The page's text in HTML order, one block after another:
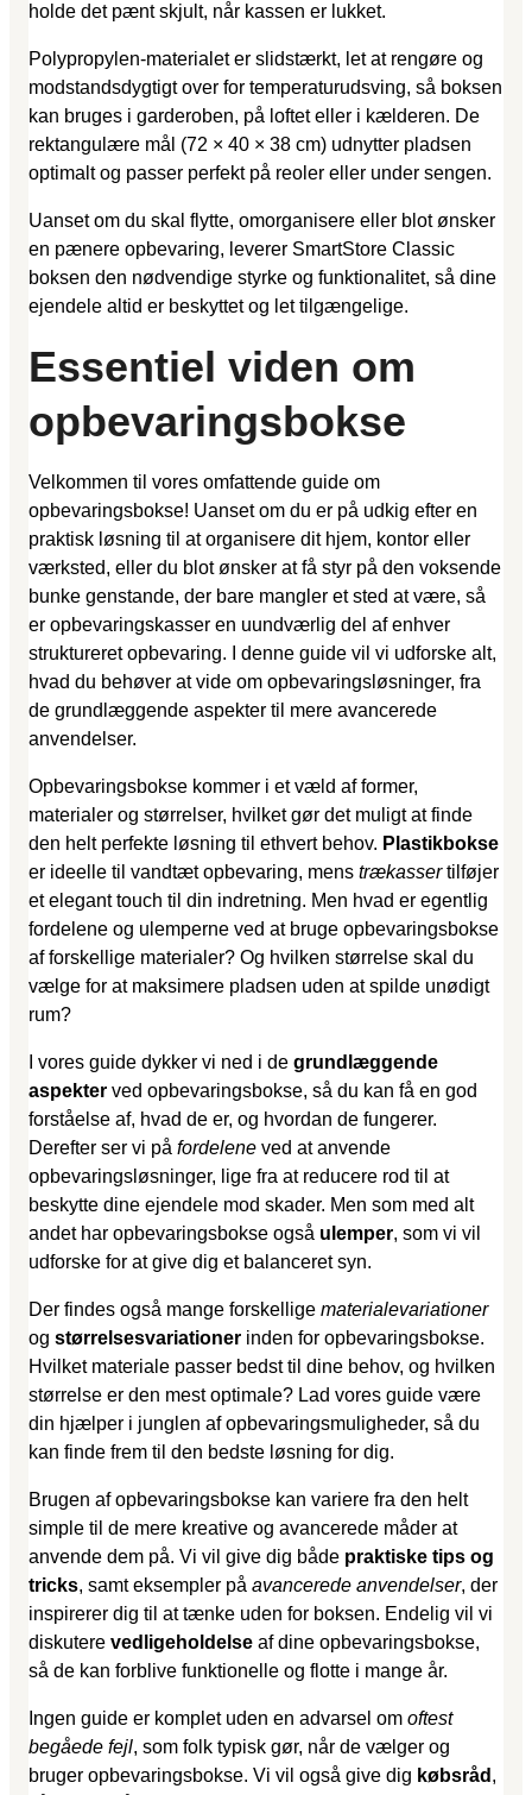
holde det pænt skjult, når kassen er lukket.
Polypropylen-materialet er slidstærkt, let at rengøre og
modstandsdygtigt over for temperaturudsving, så boksen
kan bruges i garderoben, på loftet eller i kælderen. De
rektangulære mål (72 × 40 × 38 cm) udnytter pladsen
optimalt og passer perfekt på reoler eller under sengen.
Uanset om du skal flytte, omorganisere eller blot ønsker
en pænere opbevaring, leverer SmartStore Classic
boksen den nødvendige styrke og funktionalitet, så dine
ejendele altid er beskyttet og let tilgængelige.
Essentiel viden om
opbevaringsbokse
Velkommen til vores omfattende guide om
opbevaringsbokse! Uanset om du er på udkig efter en
praktisk løsning til at organisere dit hjem, kontor eller
værksted, eller du blot ønsker at få styr på den voksende
bunke genstande, der bare mangler et sted at være, så
er opbevaringskasser en uundværlig del af enhver
struktureret opbevaring. I denne guide vil vi udforske alt,
hvad du behøver at vide om opbevaringsløsninger, fra
de grundlæggende aspekter til mere avancerede
anvendelser.
Opbevaringsbokse kommer i et væld af former,
materialer og størrelser, hvilket gør det muligt at finde
den helt perfekte løsning til ethvert behov. Plastikbokse
er ideelle til vandtæt opbevaring, mens trækassertilføjer
et elegant touch til din indretning. Men hvad er egentlig
fordelene og ulemperne ved at bruge opbevaringsbokse
af forskellige materialer? Og hvilken størrelse skal du
vælge for at maksimere pladsen uden at spilde unødigt
rum?
I vores guide dykker vi ned i de grundlæggende
aspekter ved opbevaringsbokse, så du kan få en god
forståelse af, hvad de er, og hvordan de fungerer.
Derefter ser vi på fordelene ved at anvende
opbevaringsløsninger, lige fra at reducere rod til at
beskytte dine ejendele mod skader. Men som med alt
andet har opbevaringsbokse også ulemper, som vi vil
udforske for at give dig et balanceret syn.
Der findes også mange forskellige materialevariationer
og størrelsesvariationer inden for opbevaringsbokse.
Hvilket materiale passer bedst til dine behov, og hvilken
størrelse er den mest optimale? Lad vores guide være
din hjælper i junglen af opbevaringsmuligheder, så du
kan finde frem til den bedste løsning for dig.
Brugen af opbevaringsbokse kan variere fra den helt
simple til de mere kreative og avancerede måder at
anvende dem på. Vi vil give dig både praktiske tips og
tricks, samt eksempler på avancerede anvendelser, der
inspirerer dig til at tænke uden for boksen. Endelig vil vi
diskutere vedligeholdelse af dine opbevaringsbokse,
så de kan forblive funktionelle og flotte i mange år.
Ingen guide er komplet uden en advarsel om oftest
begåede fejl, som folk typisk gør, når de vælger og
bruger opbevaringsbokse. Vi vil også give dig købsråd ,